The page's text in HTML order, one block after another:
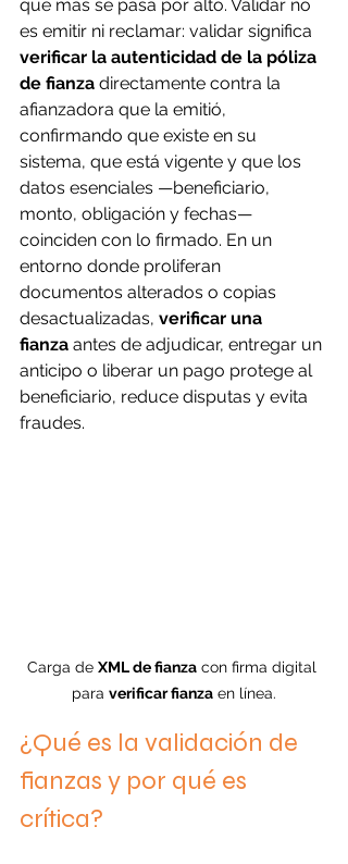
que más se pasa por alto. Validar no
es emitir ni reclamar: validar significa
verificar la autenticidad de la póliza
de fianza directamente contra la
afianzadora que la emitió,
confirmando que existe en su
sistema, que está vigente y que los
datos esenciales —beneficiario,
monto, obligación y fechas—
coinciden con lo firmado. En un
entorno donde proliferan
documentos alterados o copias
desactualizadas, verificar una
fianza antes de adjudicar, entregar un
anticipo o liberar un pago protege al
beneficiario, reduce disputas y evita
fraudes.
Carga de XML de fianza con firma digital
para verificar fianza en línea.
¿Qué es la validación de
fianzas y por qué es
crítica?